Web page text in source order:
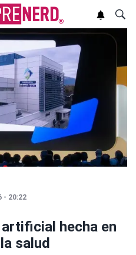
- 20:22
hecha en
salud